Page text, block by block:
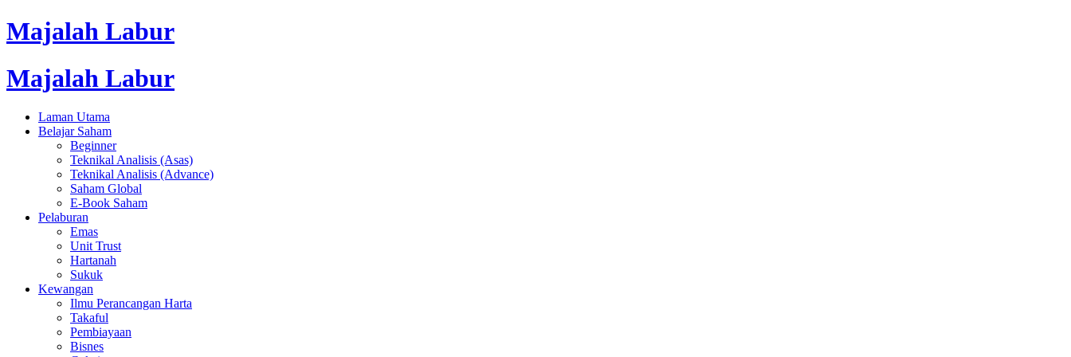
Majalah Labur
Majalah Labur
Laman Utama
Belajar Saham
Beginner
Teknikal Analisis (Asas)
Teknikal Analisis (Advance)
Saham Global
E-Book Saham
Pelaburan
Emas
Unit Trust
Hartanah
Sukuk
Kewangan
Ilmu Perancangan Harta
Takaful
Pembiayaan
Bisnes